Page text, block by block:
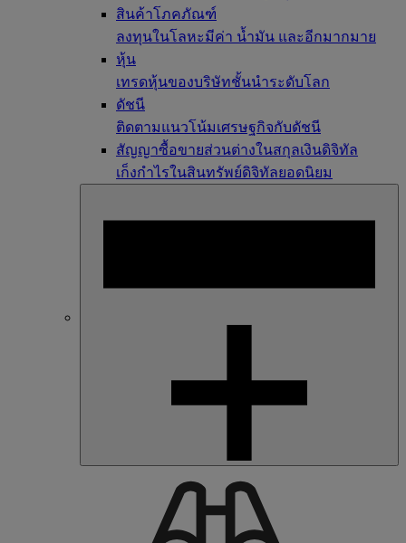
สินค้าโภคภัณฑ์
ลงทุนในโลหะมีค่า น้ำมัน และอีกมากมาย
หุ้น
เทรดหุ้นของบริษัทชั้นนำระดับโลก
ดัชนี
ติดตามแนวโน้มเศรษฐกิจกับดัชนี
สัญญาซื้อขายส่วนต่างในสกุลเงินดิจิทัล
เก็งกำไรในสินทรัพย์ดิจิทัลยอดนิยม